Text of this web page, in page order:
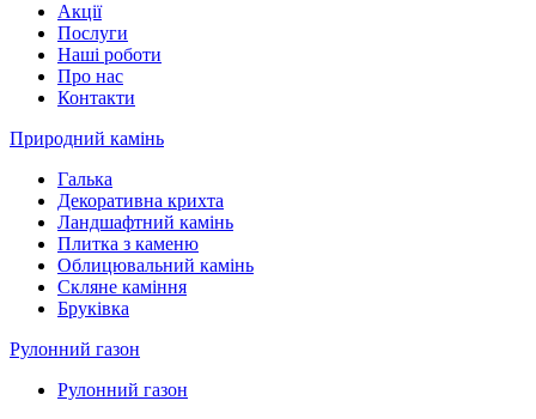
Акції
Послуги
Наші роботи
Про нас
Контакти
Природний камінь
Галька
Декоративна крихта
Ландшафтний камінь
Плитка з каменю
Облицювальний камінь
Скляне каміння
Бруківка
Рулонний газон
Рулонний газон